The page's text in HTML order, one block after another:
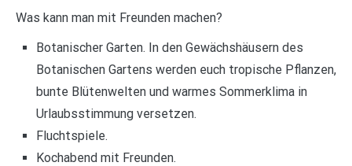
Was kann man mit Freunden machen?
Botanischer Garten. In den Gewächshäusern des
Botanischen Gartens werden euch tropische Pflanzen,
bunte Blütenwelten und warmes Sommerklima in
Urlaubsstimmung versetzen.
Fluchtspiele.
Kochabend mit Freunden.